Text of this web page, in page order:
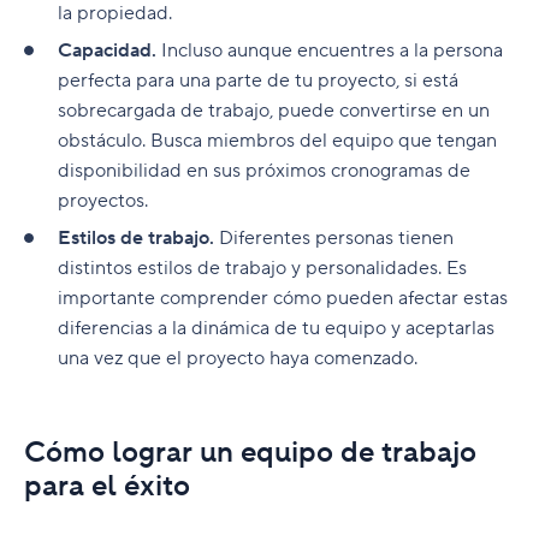
la propiedad.
Capacidad. Incluso aunque encuentres a la persona
perfecta para una parte de tu proyecto, si está
sobrecargada de trabajo, puede convertirse en un
obstáculo. Busca miembros del equipo que tengan
disponibilidad en sus próximos cronogramas de
proyectos.
Estilos de trabajo. Diferentes personas tienen
distintos estilos de trabajo y personalidades. Es
importante comprender cómo pueden afectar estas
diferencias a la dinámica de tu equipo y aceptarlas
una vez que el proyecto haya comenzado.
Cómo lograr un equipo de trabajo
para el éxito